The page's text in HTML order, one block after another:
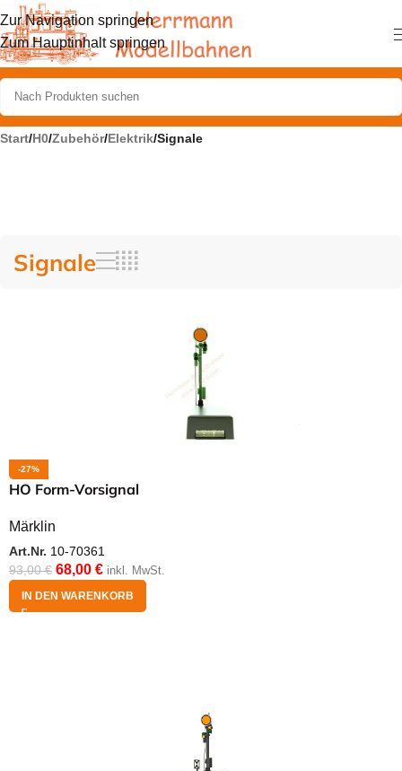
Zur Navigation springen
Zum Hauptinhalt springen
Start/H0/Zubehör/Elektrik/Signale
Signale
-27%
HO Form-Vorsignal
Märklin
Art.Nr. 10-70361
93,00€ 68,00 € inkl. MwSt.
IN DEN WARENKORB